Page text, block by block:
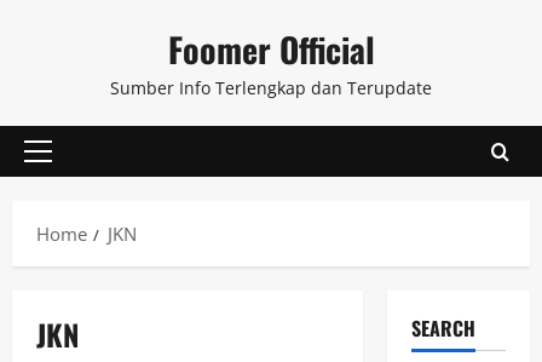
Foomer Official
Sumber Info Terlengkap dan Terupdate
Primary
Home
JKN
JKN SEARCH